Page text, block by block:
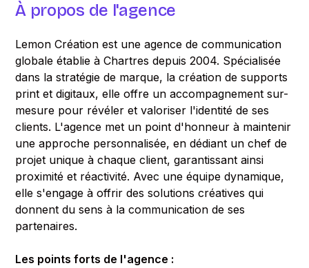
À propos de l'agence
Lemon Création est une agence de communication
globale établie à Chartres depuis 2004. Spécialisée
dans la stratégie de marque, la création de supports
print et digitaux, elle offre un accompagnement sur-
mesure pour révéler et valoriser l'identité de ses
clients. L'agence met un point d'honneur à maintenir
une approche personnalisée, en dédiant un chef de
projet unique à chaque client, garantissant ainsi
proximité et réactivité. Avec une équipe dynamique,
elle s'engage à offrir des solutions créatives qui
donnent du sens à la communication de ses
partenaires.
Les points forts de l'agence :